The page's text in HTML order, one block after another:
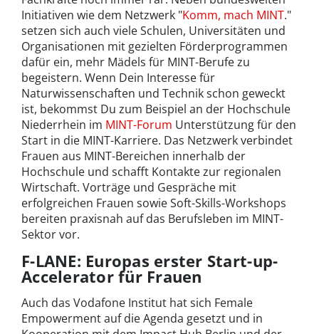
Initiativen wie dem Netzwerk "Komm, mach MINT."
setzen sich auch viele Schulen, Universitäten und
Organisationen mit gezielten Förderprogrammen
dafür ein, mehr Mädels für MINT-Berufe zu
begeistern. Wenn Dein Interesse für
Naturwissenschaften und Technik schon geweckt
ist, bekommst Du zum Beispiel an der Hochschule
Niederrhein im MINT-Forum Unterstützung für den
Start in die MINT-Karriere. Das Netzwerk verbindet
Frauen aus MINT-Bereichen innerhalb der
Hochschule und schafft Kontakte zur regionalen
Wirtschaft. Vorträge und Gespräche mit
erfolgreichen Frauen sowie Soft-Skills-Workshops
bereiten praxisnah auf das Berufsleben im MINT-
Sektor vor.
F-LANE: Europas erster Start-up-
Accelerator für Frauen
Auch das Vodafone Institut hat sich Female
Empowerment auf die Agenda gesetzt und in